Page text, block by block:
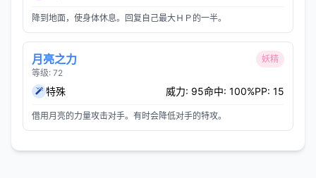
降到地面，使身体休息。回复自己最大ＨＰ的一半。
月亮之力
等级: 72
妖精
特殊 威力: 95命中: 100%PP: 15
借用月亮的力量攻击对手。有时会降低对手的特攻。